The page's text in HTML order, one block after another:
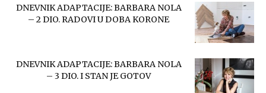
DNEVNIK ADAPTACIJE: BARBARA NOLA
– 2 DIO. RADOVI U DOBA KORONE
DNEVNIK ADAPTACIJE: BARBARA NOLA
– 3 DIO. I STAN JE GOTOV